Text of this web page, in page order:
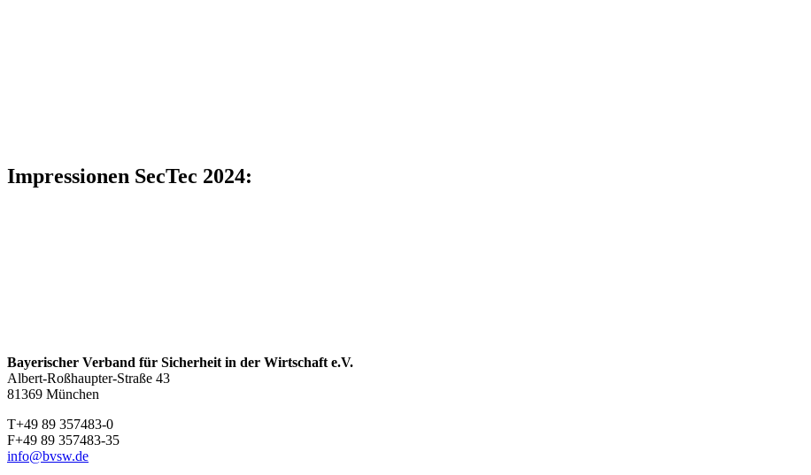
Impressionen SecTec 2024:
Bayerischer Verband für Sicherheit in der Wirtschaft e.V.
Albert-Roßhaupter-Straße 43
81369 München
T+49 89 357483-0
F+49 89 357483-35
info@bvsw.de